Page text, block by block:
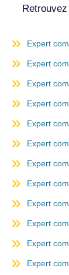
Expert
Expert
Expert
Expert
Expert
Expert
Expert
Expert
Expert
Expert
Expert
Expert